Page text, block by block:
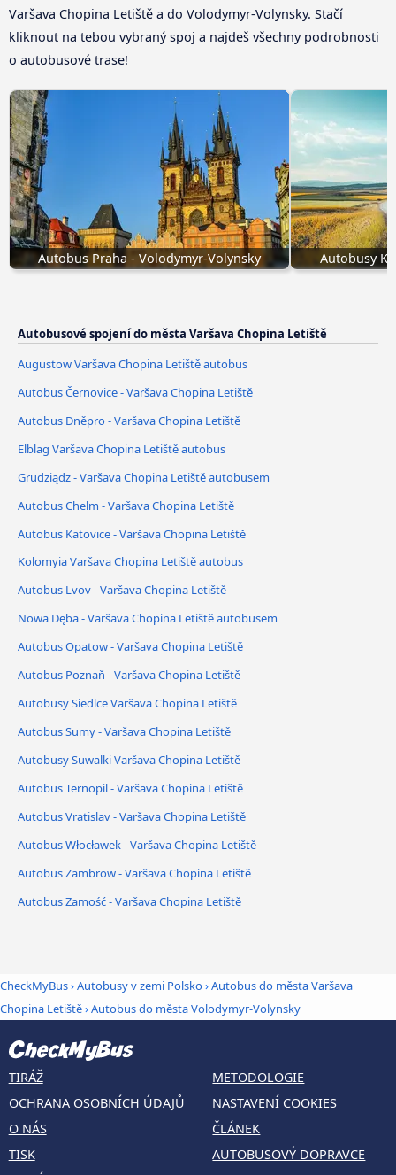
Varšava Chopina Letiště a do Volodymyr-Volynsky. Stačí
kliknout na tebou vybraný spoj a najdeš všechny podrobnosti
o autobusové trase!
Autobus Praha - Volodymyr-Volynsky Autobusy
Autobusové spojení do města Varšava Chopina Letiště
Augustow Varšava Chopina Letiště autobus
Autobus Černovice - Varšava Chopina Letiště
Autobus Dněpro - Varšava Chopina Letiště
Elblag Varšava Chopina Letiště autobus
Grudziądz - Varšava Chopina Letiště autobusem
Autobus Chelm - Varšava Chopina Letiště
Autobus Katovice - Varšava Chopina Letiště
Kolomyia Varšava Chopina Letiště autobus
Autobus Lvov - Varšava Chopina Letiště
Nowa Dęba - Varšava Chopina Letiště autobusem
Autobus Opatow - Varšava Chopina Letiště
Autobus Poznaň - Varšava Chopina Letiště
Autobusy Siedlce Varšava Chopina Letiště
Autobus Sumy - Varšava Chopina Letiště
Autobusy Suwalki Varšava Chopina Letiště
Autobus Ternopil - Varšava Chopina Letiště
Autobus Vratislav - Varšava Chopina Letiště
Autobus Włocławek - Varšava Chopina Letiště
Autobus Zambrow - Varšava Chopina Letiště
Autobus Zamość - Varšava Chopina Letiště
CheckMyBus›Autobusy v zemi Polsko›Autobus do města Varšava
Chopina Letiště›Autobus do města Volodymyr-Volynsky
TIRÁŽ
OCHRANA OSOBNÍCH ÚDAJŮ
O NÁS
TISK
METODOLOGIE
NASTAVENÍ COOKIES
ČLÁNEK
AUTOBUSOVÝ DOPRAVCE